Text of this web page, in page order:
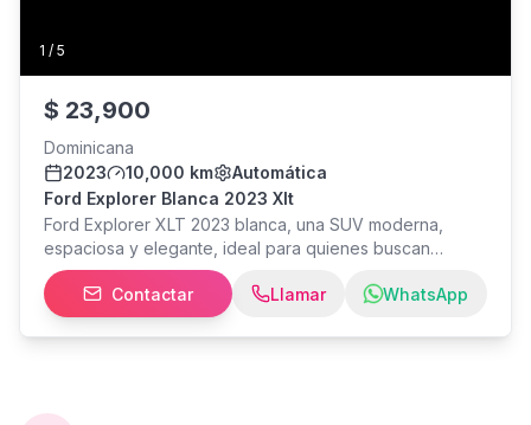
1 / 5
$ 23,900
Dominicana
2023
10,000 km
Automática
Ford Explorer Blanca 2023 Xlt
Ford Explorer XLT 2023 blanca, una SUV moderna,
espaciosa y elegante, ideal para quienes buscan
comodidad, potencia y tecnología en un solo vehículo.
Cuenta con excelente desempeño, amplio espacio
interior para toda la familia y un diseño imponente que
no pasa desapercibido. ¡Lista para disfrutarla desde el
Contactar Llamar WhatsApp